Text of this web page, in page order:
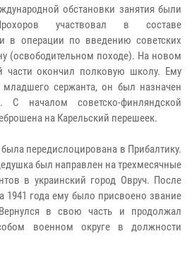
обстановки занятия были
участвовал в составе
в операции по введению советских
(освободительном походе). На новом
части окончил полковую школу. Ему
сержанта, он был назначен
С началом советско-финляндской
на Карельский перешеек.
передислоцирована в Прибалтику.
был направлен на трехмесячные
в украинский город Овруч. После
1941 года ему было присвоено звание
в свою часть и продолжал
военном округе в должности